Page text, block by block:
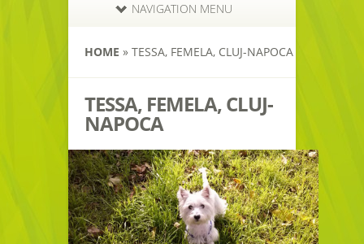
NAVIGATION MENU
HOME » TESSA, FEMELA, CLUJ-NAPOCA
TESSA, FEMELA, CLUJ-
NAPOCA